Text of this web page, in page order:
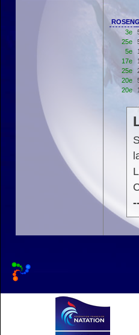
3e
25e
5e
17e
25e
20e
20e